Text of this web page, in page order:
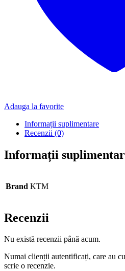
Adauga la favorite
Informații suplimentare
Recenzii (0)
Informații
Brand KTM
Recenzii
Nu există recenzii până acum.
Numai clienții autentificați, care au
scrie o recenzie.